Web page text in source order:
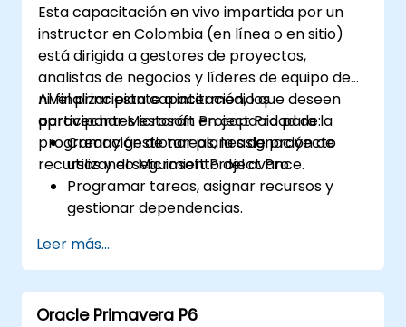
Esta capacitación en vivo impartida por un
instructor en Colombia (en línea o en sitio)
está dirigida a gestores de proyectos,
analistas de negocios y líderes de equipo de
nivel principiante a intermedio que deseen
aprovechar Microsoft Project Pro para la
programación de tareas, la asignación de
recursos y el seguimiento del avance.
Al finalizar esta capacitación, los
participantes estarán en capacidad de:
Crear y gestionar planes de proyecto
utilizando Microsoft Project Pro.
Programar tareas, asignar recursos y
gestionar dependencias.
los costos y los riesgos del proyecto.
Generar informes y compartir datos del
proyecto con las partes interesadas.
Leer más...
Oracle Primavera P6